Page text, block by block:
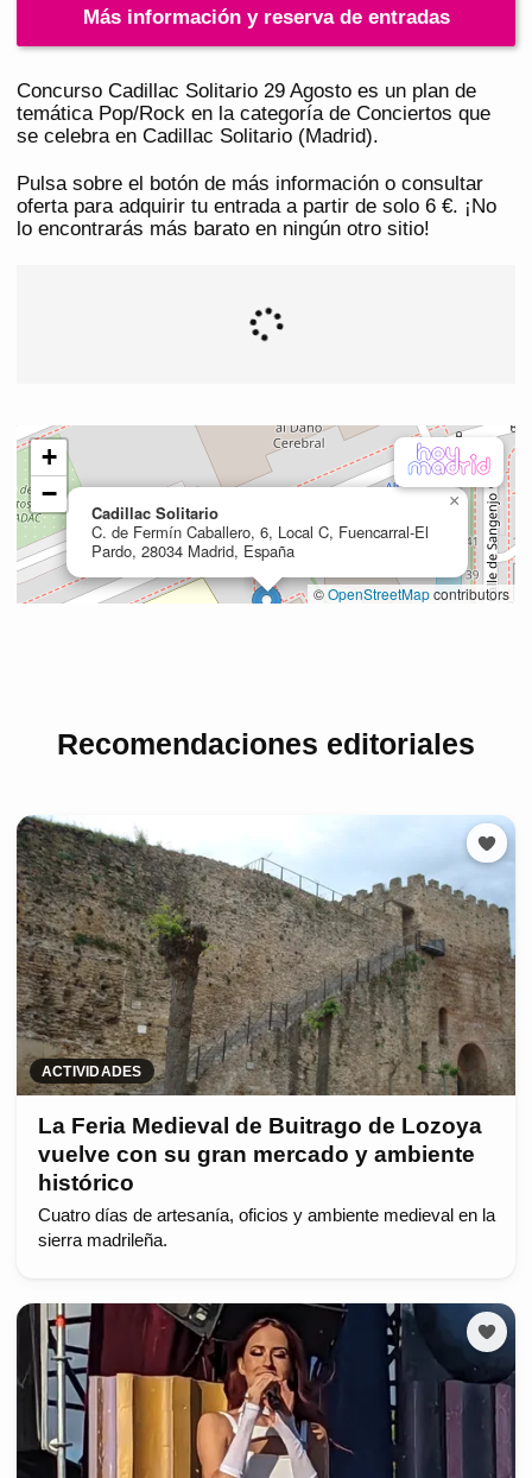
Más información y reserva de entradas
Concurso Cadillac Solitario 29 Agosto es un plan de
temática Pop/Rock en la categoría de Conciertos que
se celebra en Cadillac Solitario (Madrid).
Pulsa sobre el botón de más información o consultar
oferta para adquirir tu entrada a partir de solo 6 €. ¡No
lo encontrarás más barato en ningún otro sitio!
Recomendaciones editoriales
ACTIVIDADES
La Feria Medieval de Buitrago de Lozoya
vuelve con su gran mercado y ambiente
histórico
Cuatro días de artesanía, oficios y ambiente medieval en la
sierra madrileña.